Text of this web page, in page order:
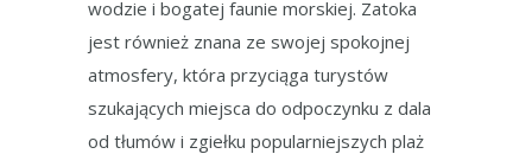
wodzie i bogatej faunie morskiej. Zatoka
jest również znana ze swojej spokojnej
atmosfery, która przyciąga turystów
szukających miejsca do odpoczynku z dala
od tłumów i zgiełku popularniejszych plaż